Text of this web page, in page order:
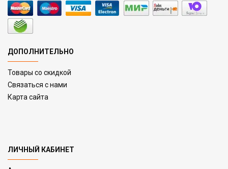
ДОПОЛНИТЕЛЬНО
Товары со скидкой
Связаться с нами
Карта сайта
ЛИЧНЫЙ КАБИНЕТ